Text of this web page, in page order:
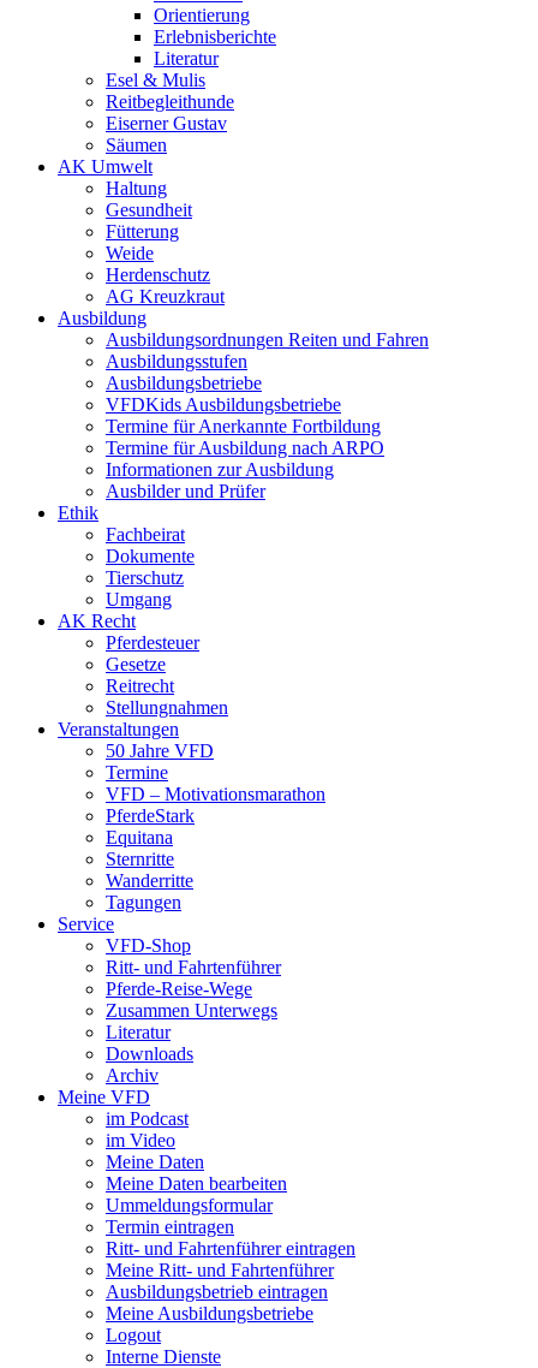
Orientierung
Erlebnisberichte
Literatur
Esel & Mulis
Reitbegleithunde
Eiserner Gustav
Säumen
AK Umwelt
Haltung
Gesundheit
Fütterung
Weide
Herdenschutz
AG Kreuzkraut
Ausbildung
Ausbildungsordnungen Reiten und Fahren
Ausbildungsstufen
Ausbildungsbetriebe
VFDKids Ausbildungsbetriebe
Termine für Anerkannte Fortbildung
Termine für Ausbildung nach ARPO
Informationen zur Ausbildung
Ausbilder und Prüfer
Ethik
Fachbeirat
Dokumente
Tierschutz
Umgang
AK Recht
Pferdesteuer
Gesetze
Reitrecht
Stellungnahmen
Veranstaltungen
50 Jahre VFD
Termine
VFD – Motivationsmarathon
PferdeStark
Equitana
Sternritte
Wanderritte
Tagungen
Service
VFD-Shop
Ritt- und Fahrtenführer
Pferde-Reise-Wege
Zusammen Unterwegs
Literatur
Downloads
Archiv
Meine VFD
im Podcast
im Video
Meine Daten
Meine Daten bearbeiten
Ummeldungsformular
Termin eintragen
Ritt- und Fahrtenführer eintragen
Meine Ritt- und Fahrtenführer
Ausbildungsbetrieb eintragen
Meine Ausbildungsbetriebe
Logout
Interne Dienste